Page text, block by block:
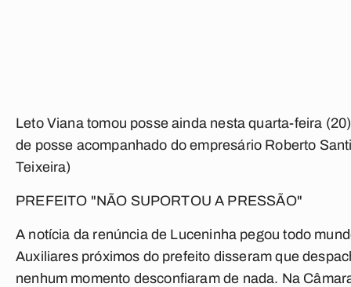
Leto Viana tomou posse ainda nesta quarta-feira
de posse acompanhado do empresário Roberto
Teixeira)
PREFEITO "NÃO SUPORTOU A PRESSÃO"
A notícia da renúncia de Luceninha pegou todo
Auxiliares próximos do prefeito disseram que
nenhum momento desconfiaram de nada. Na